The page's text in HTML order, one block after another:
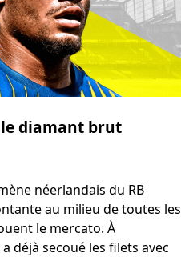
le diamant brut
néerlandais du RB
au milieu de toutes les
le mercato. À
déjà secoué les filets avec